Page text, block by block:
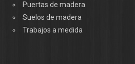
Puertas de madera
Suelos de madera
Trabajos a medida